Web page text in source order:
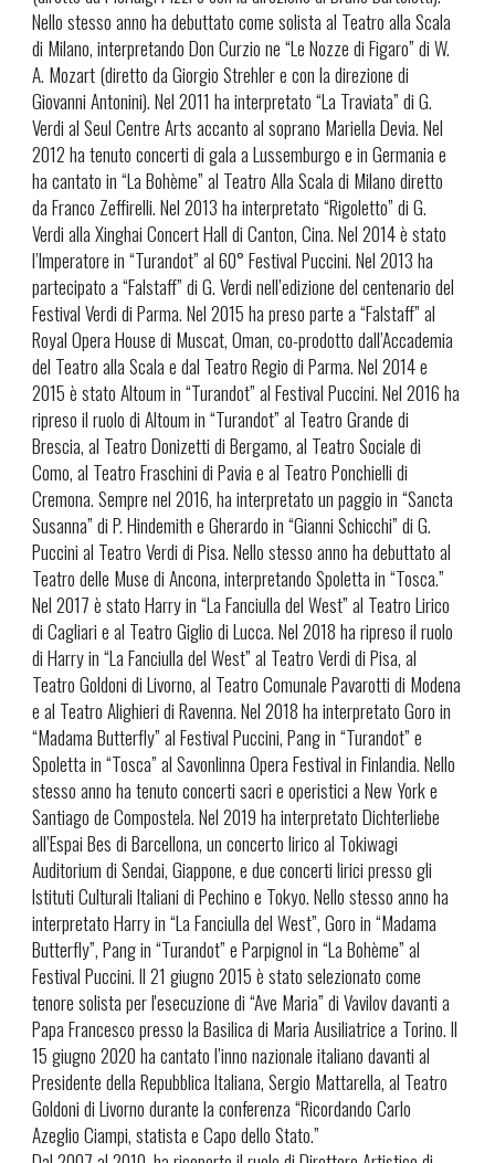
Nello stesso anno ha debuttato come solista al Teatro alla Scala
di Milano, interpretando Don Curzio ne “Le Nozze di Figaro” di W.
A. Mozart (diretto da Giorgio Strehler e con la direzione di
Giovanni Antonini). Nel 2011 ha interpretato “La Traviata” di G.
Verdi al Seul Centre Arts accanto al soprano Mariella Devia. Nel
2012 ha tenuto concerti di gala a Lussemburgo e in Germania e
ha cantato in “La Bohème” al Teatro Alla Scala di Milano diretto
da Franco Zeffirelli. Nel 2013 ha interpretato “Rigoletto” di G.
Verdi alla Xinghai Concert Hall di Canton, Cina. Nel 2014 è stato
l’Imperatore in “Turandot” al 60° Festival Puccini. Nel 2013 ha
partecipato a “Falstaff” di G. Verdi nell’edizione del centenario del
Festival Verdi di Parma. Nel 2015 ha preso parte a “Falstaff” al
Royal Opera House di Muscat, Oman, co-prodotto dall’Accademia
del Teatro alla Scala e dal Teatro Regio di Parma. Nel 2014 e
2015 è stato Altoum in “Turandot” al Festival Puccini. Nel 2016 ha
ripreso il ruolo di Altoum in “Turandot” al Teatro Grande di
Brescia, al Teatro Donizetti di Bergamo, al Teatro Sociale di
Como, al Teatro Fraschini di Pavia e al Teatro Ponchielli di
Cremona. Sempre nel 2016, ha interpretato un paggio in “Sancta
Susanna” di P. Hindemith e Gherardo in “Gianni Schicchi” di G.
Puccini al Teatro Verdi di Pisa. Nello stesso anno ha debuttato al
Teatro delle Muse di Ancona, interpretando Spoletta in “Tosca.”
Nel 2017 è stato Harry in “La Fanciulla del West” al Teatro Lirico
di Cagliari e al Teatro Giglio di Lucca. Nel 2018 ha ripreso il ruolo
di Harry in “La Fanciulla del West” al Teatro Verdi di Pisa, al
Teatro Goldoni di Livorno, al Teatro Comunale Pavarotti di Modena
e al Teatro Alighieri di Ravenna. Nel 2018 ha interpretato Goro in
“Madama Butterfly” al Festival Puccini, Pang in “Turandot” e
Spoletta in “Tosca” al Savonlinna Opera Festival in Finlandia. Nello
stesso anno ha tenuto concerti sacri e operistici a New York e
Santiago de Compostela. Nel 2019 ha interpretato Dichterliebe
all’Espai Bes di Barcellona, un concerto lirico al Tokiwagi
Auditorium di Sendai, Giappone, e due concerti lirici presso gli
Istituti Culturali Italiani di Pechino e Tokyo. Nello stesso anno ha
interpretato Harry in “La Fanciulla del West”, Goro in “Madama
Butterfly”, Pang in “Turandot” e Parpignol in “La Bohème” al
Festival Puccini. Il 21 giugno 2015 è stato selezionato come
tenore solista per l'esecuzione di “Ave Maria” di Vavilov davanti a
Papa Francesco presso la Basilica di Maria Ausiliatrice a Torino. Il
15 giugno 2020 ha cantato l’inno nazionale italiano davanti al
Presidente della Repubblica Italiana, Sergio Mattarella, al Teatro
Goldoni di Livorno durante la conferenza “Ricordando Carlo
Azeglio Ciampi, statista e Capo dello Stato.”